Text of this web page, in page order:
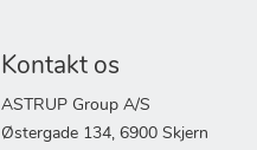
Kontakt os
ASTRUP Group A/S
Østergade 134, 6900 Skjern